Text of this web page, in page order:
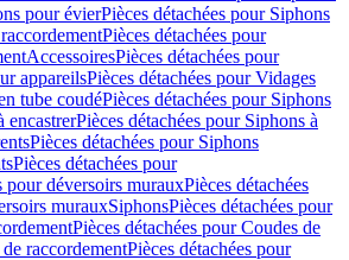
pour évierPièces détachées pour Siphons
Pièces détachées pour
AccessoiresPièces détachées pour
appareilsPièces détachées pour Vidages
tube coudéPièces détachées pour Siphons
encastrerPièces détachées pour Siphons à
Pièces détachées pour Siphons
Pièces détachées pour
pour déversoirs murauxPièces détachées
murauxSiphonsPièces détachées pour
Pièces détachées pour Coudes de
raccordementPièces détachées pour